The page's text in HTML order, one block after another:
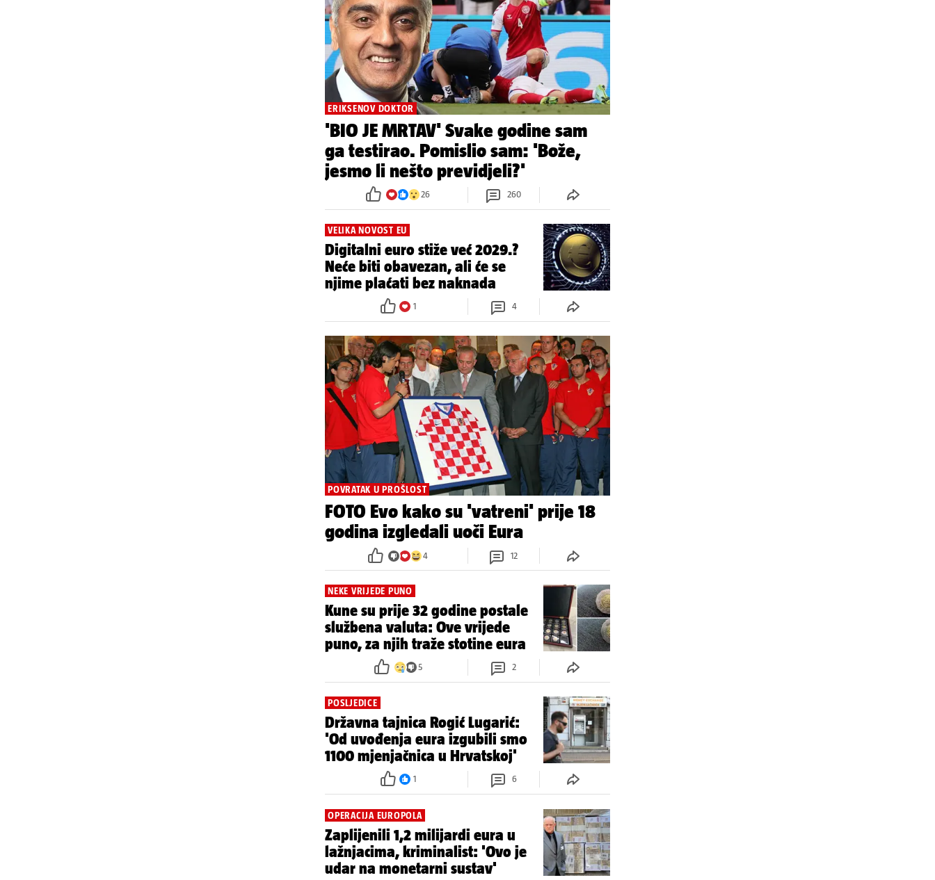
ERIKSENOV DOKTOR
'BIO JE MRTAV' Svake godine sam
ga testirao. Pomislio sam: 'Bože,
jesmo li nešto previdjeli?'
26 260
VELIKA NOVOST EU
Digitalni euro stiže već 2029.?
Neće biti obavezan, ali će se
njime plaćati bez naknada
1 4
POVRATAK U PROŠLOST
FOTO Evo kako su 'vatreni' prije 18
godina izgledali uoči Eura
4 12
NEKE VRIJEDE PUNO
Kune su prije 32 godine postale
službena valuta: Ove vrijede
puno, za njih traže stotine eura
5 2
POSLJEDICE
Državna tajnica Rogić Lugarić:
'Od uvođenja eura izgubili smo
1100 mjenjačnica u Hrvatskoj'
1 6
OPERACIJA EUROPOLA
Zaplijenili 1,2 milijardi eura u
lažnjacima, kriminalist: 'Ovo je
udar na monetarni sustav'